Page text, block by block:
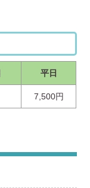
平日
7,500円